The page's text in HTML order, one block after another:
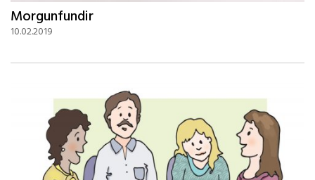
Morgunfundir
10.02.2019